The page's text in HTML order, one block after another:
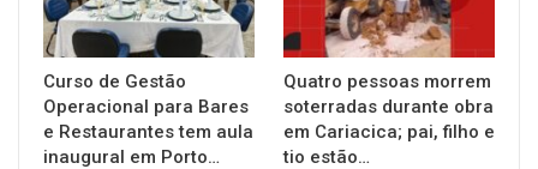
Curso de Gestão
Operacional para Bares
e Restaurantes tem aula
inaugural em Porto…
Quatro pessoas morrem
soterradas durante obra
em Cariacica; pai, filho e
tio estão…